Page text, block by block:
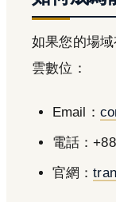
如果您的場
雲數位：
Email：
電話：
官網：